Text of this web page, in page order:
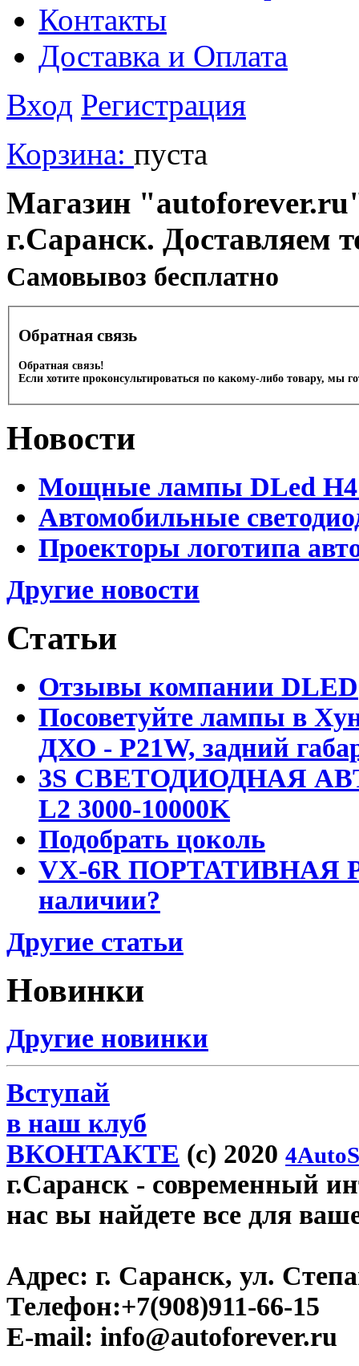
Контакты
Доставка и Оплата
Вход Регистрация
Корзина: пуста
Магазин
г.Саранск. Доставляем
Cамовывоз бесплатно
Обратная связь
Обратная связь!
Если хотите проконсультироваться по какому-либо товару, мы
Новости
Мощные лампы DLed H4
Автомобильные
Проекторы логотипа
Другие новости
Статьи
Отзывы компании DLED
Посоветуйте лампы в
ДХО - P21W, задний
3S СВЕТОДИОДНАЯ
L2 3000-10000K
Подобрать цоколь
VX-6R ПОРТАТИВНАЯ
наличии?
Другие статьи
Новинки
Другие новинки
Вступай
в наш клуб
ВКОНТАКТЕ (c) 2020
г.Саранск - современный
нас вы найдете все для
Адрес: г. Саранск, ул.
Телефон:+7(908)911-66-15
E-mail: info@autoforever.ru